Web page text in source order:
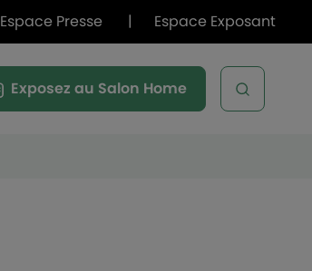
Espace Presse | Espace Exposant
Exposez au Salon Home
Open